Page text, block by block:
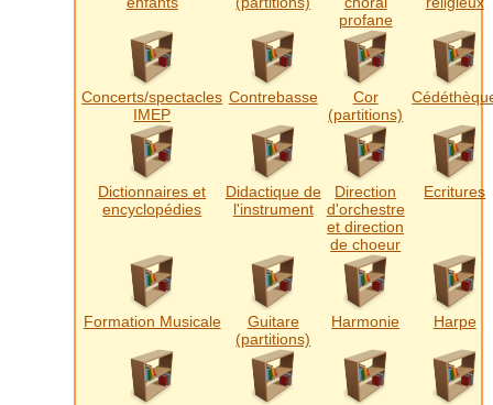
profane
Concerts/spectacles
IMEP
Contrebasse
Cor
(partitions)
Dictionnaires et
encyclopédies
Didactique de
l'instrument
Direction
d'orchestre
et direction
de choeur
Ecritures
Formation Musicale
Guitare
(partitions)
Harmonie Harpe